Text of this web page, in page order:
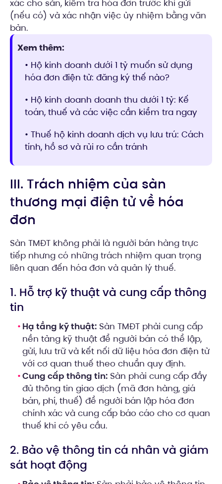
xác cho sàn, kiểm tra hóa đơn trước khi gửi
(nếu có) và xác nhận việc ủy nhiệm bằng văn
bản.
Xem thêm:
• Hộ kinh doanh dưới 1 tỷ muốn sử dụng
hóa đơn điện tử: đăng ký thế nào?
• Hộ kinh doanh doanh thu dưới 1 tỷ: Kế
toán, thuế và các việc cần kiểm tra ngay
• Thuế hộ kinh doanh dịch vụ lưu trú: Cách
tính, hồ sơ và rủi ro cần tránh
III. Trách nhiệm của sàn
thương mại điện tử về hóa
đơn
Sàn TMĐT không phải là người bán hàng trực
tiếp nhưng có những trách nhiệm quan trọng
liên quan đến hóa đơn và quản lý thuế.
1. Hỗ trợ kỹ thuật và cung cấp thông
tin
Hạ tầng kỹ thuật: Sàn TMĐT phải cung cấp
nền tảng kỹ thuật để người bán có thể lập,
gửi, lưu trữ và kết nối dữ liệu hóa đơn điện tử
với cơ quan thuế theo chuẩn quy định.
Cung cấp thông tin: Sàn phải cung cấp đầy
đủ thông tin giao dịch (mã đơn hàng, giá
bán, phí, thuế) để người bán lập hóa đơn
chính xác và cung cấp báo cáo cho cơ quan
thuế khi có yêu cầu.
2. Bảo vệ thông tin cá nhân và giám
sát hoạt động